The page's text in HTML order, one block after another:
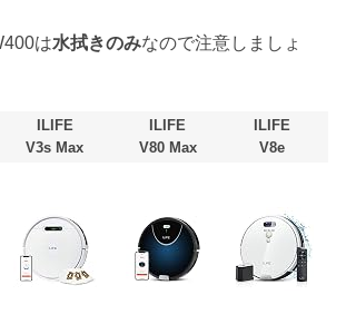
は水拭きのみなので注意しましょ
ILIFE
V3s Max
ILIFE
V80 Max
ILIFE
V8e